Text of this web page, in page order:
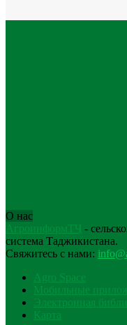
О нас
АгроинформТҶ -
система Таджикистана.
Свяжитесь с нами:
Agro Space
Мобильные
Электронная
Карта